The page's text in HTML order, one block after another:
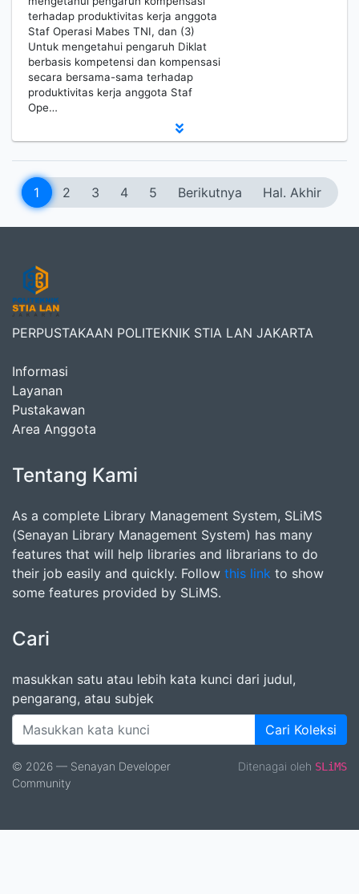
terhadap produktivitas kerja anggota
Staf Operasi Mabes TNI, dan (3)
Untuk mengetahui pengaruh Diklat
berbasis kompetensi dan kompensasi
secara bersama-sama terhadap
produktivitas kerja anggota Staf
Ope…
1 2 3 4 5 Berikutnya Hal. Akhir
PERPUSTAKAAN POLITEKNIK STIA LAN JAKARTA
Informasi
Layanan
Pustakawan
Area Anggota
Tentang Kami
As a complete Library Management System, SLiMS
(Senayan Library Management System) has many
features that will help libraries and librarians to do
their job easily and quickly. Follow this link to show
some features provided by SLiMS.
Cari
masukkan satu atau lebih kata kunci dari judul,
pengarang, atau subjek
Cari Koleksi
© 2026 — Senayan Developer
Community
Ditenagai oleh SLiMS